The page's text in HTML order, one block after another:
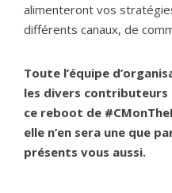
alimenteront vos
différents canaux, de
Toute l’équipe
les divers
ce reboot de
elle n’en sera une que
présents vous aussi.